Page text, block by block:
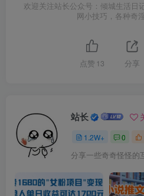
欢迎关注站长公众号：倾城生活日
网小技巧，各种奇
点赞 13 分享
站长
1.2W+ 0